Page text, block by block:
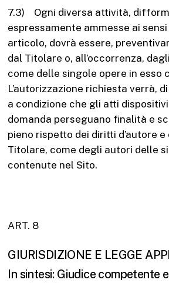
7.3) Ogni diversa attività,
espressamente ammesse ai
articolo, dovrà essere,
dal Titolare o, all’occorrenza,
come delle singole opere in esso
L’autorizzazione richiesta verrà,
a condizione che gli atti
domanda perseguano finalità e
pieno rispetto dei diritti d’autore
Titolare, come degli autori delle
contenute nel Sito.
ART. 8
GIURISDIZIONE E LEGGE
In sintesi: Giudice competente